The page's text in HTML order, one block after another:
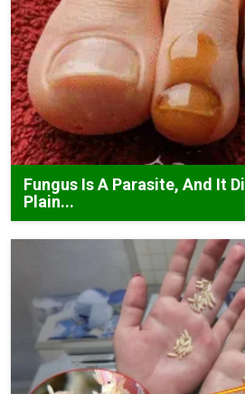
Fungus Is A Parasite, And It
Plain...